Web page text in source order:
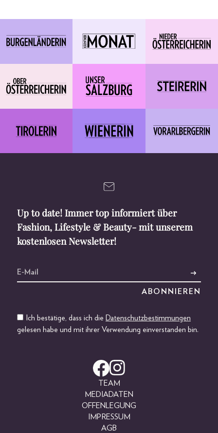
Up to date! Immer top informiert über
Fashion, Lifestyle & Beauty- mit unserem
kostenlosen Newsletter!
Ich bestätige, dass ich die Datenschutzbestimmungen
gelesen habe und mit ihrer Verwendung einverstanden bin.
TEAM
MEDIADATEN
OFFENLEGUNG
IMPRESSUM
AGB